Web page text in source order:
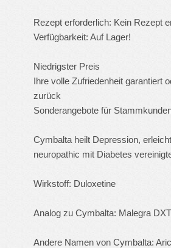
Rezept erforderlich: Kein Rezept
Verfügbarkeit: Auf Lager!
Niedrigster Preis
Ihre volle Zufriedenheit garantiert
zurück
Sonderangebote für
Cymbalta heilt Depression,
neuropathic mit Diabetes
Wirkstoff: Duloxetine
Analog zu Cymbalta: Malegra
Andere Namen von Cymbalta: